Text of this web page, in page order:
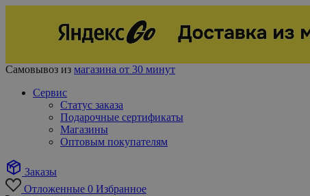
Самовывоз из магазина от 30 минут
Сервис
Статус заказа
Подарочные сертификаты
Магазины
Оптовым покупателям
Заказы
Отложенные 0 Избранное